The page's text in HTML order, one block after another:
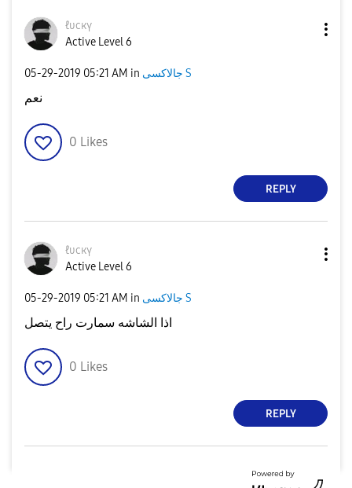
ℓυcкү
Active Level 6
‎05-29-2019 05:21 AM in جالاكسى S
نعم
0 Likes
REPLY
ℓυcкү
Active Level 6
‎05-29-2019 05:21 AM in جالاكسى S
اذا الشاشه سمارت راح يتصل
0 Likes
REPLY